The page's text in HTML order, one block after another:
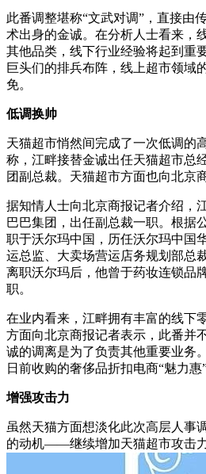
此番调整堪称“文武对调”，直接由
术出身的金诚。在分析人士看来，
其他品类，线下行业经验将起到重
巨头们的排兵布阵，线上超市领域
免。
低调换帅
天猫超市悄然间完成了一次低调的
称，江畔接替金诚出任天猫超市总
团副总裁。天猫超市方面也向北京
据知情人士向北京商报记者介绍，
巴巴集团，出任副总裁一职。根据
职于沃尔玛中国，历任沃尔玛中国
运总监、大卖场营运店务规划部总
离职沃尔玛后，他曾于药妆连锁品
职。
在业内看来，江畔拥有丰富的线下
方面向北京商报记者表示，此番并
诚的调离是为了负责其他重要业务
日前收购的奢侈品折扣电商“魅力惠
增强攻击力
虽然天猫方面想淡化此次高层人事
的动机——继续增加天猫超市攻击力